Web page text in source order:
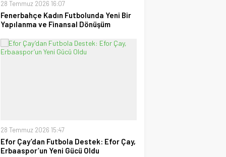
28 Temmuz 2026 16:07
Fenerbahçe Kadın Futbolunda Yeni Bir
Yapılanma ve Finansal Dönüşüm
28 Temmuz 2026 15:47
Efor Çay’dan Futbola Destek: Efor Çay,
Erbaaspor’un Yeni Gücü Oldu